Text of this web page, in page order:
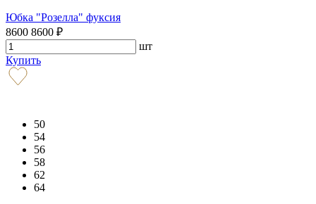
Юбка "Розелла" фуксия
8600 8600 ₽
шт
Купить
50
54
56
58
62
64